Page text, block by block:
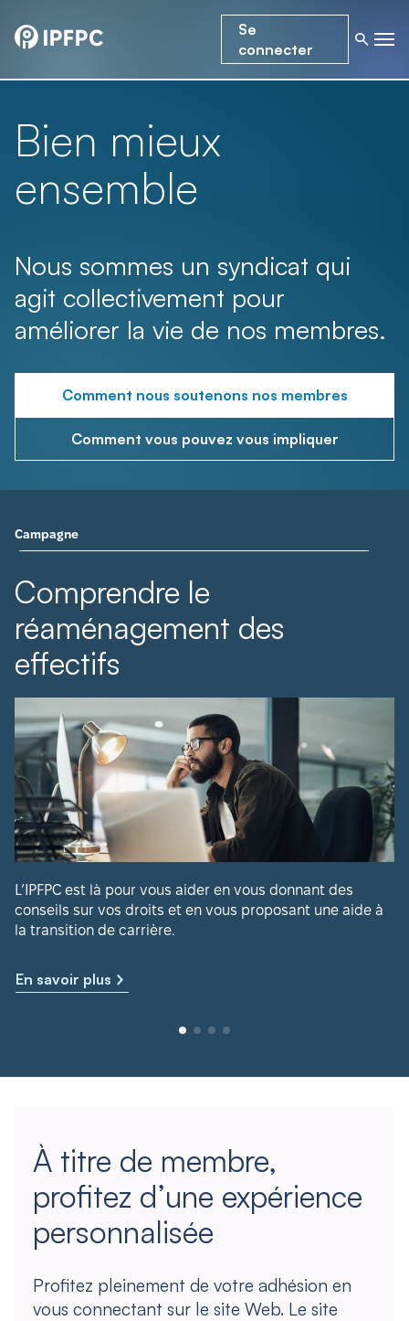
Se
connecter
Bien mieux
ensemble
Nous sommes un syndicat qui
agit collectivement pour
améliorer la vie de nos membres.
Comment nous soutenons nos membres
Comment vous pouvez vous impliquer
Campagne
Comprendre le
réaménagement des
effectifs
L’IPFPC est là pour vous aider en vous donnant des
conseils sur vos droits et en vous proposant une aide à
la transition de carrière.
En savoir plus
À titre de membre,
profitez d’une expérience
personnalisée
Profitez pleinement de votre adhésion en
vous connectant sur le site Web. Le site